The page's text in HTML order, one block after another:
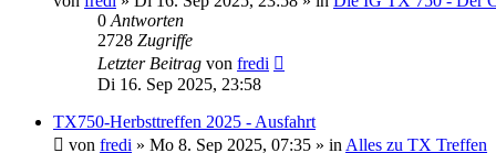
0 Antworten
2728 Zugriffe
Letzter Beitrag von fredi
Di 16. Sep 2025, 23:58
TX750-Herbsttreffen 2025 - Ausfahrt
von fredi » Mo 8. Sep 2025, 07:35 » in Alles zu TX Treffen